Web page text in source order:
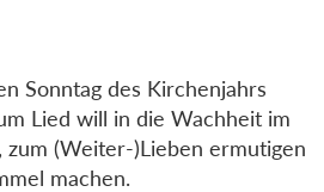
Sonntag des Kirchenjahrs
Lied will in die Wachheit im
(Weiter-)Lieben ermutigen
machen.